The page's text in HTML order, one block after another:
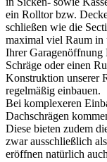
ein Rolltor bzw.
schließen wie die
maximal viel Raum in
Ihrer Garagenöffnung
Schräge oder einen
Konstruktion unserer
regelmäßig einbauen.
Bei komplexeren
Dachschrägen
Diese bieten zudem
zwar ausschließlich
eröffnen natürlich